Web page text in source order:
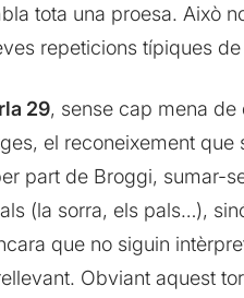
tota una proesa. Això
repeticions típiques de
29, sense cap mena de
el reconeixement que
part de Broggi, sumar-
(la sorra, els pals…),
que no siguin
Obviant aquest